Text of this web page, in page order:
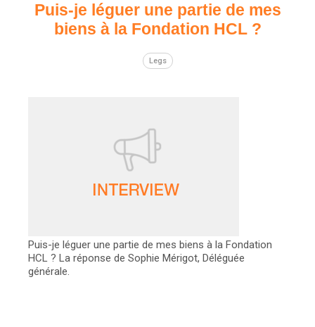
Puis-je léguer une partie de mes
biens à la Fondation HCL ?
Legs
Puis-je léguer une partie de mes biens à la Fondation
HCL ? La réponse de Sophie Mérigot, Déléguée
générale.